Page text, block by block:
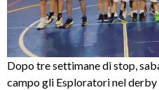
Dopo tre settimane di stop,
campo gli Esploratori nel derby